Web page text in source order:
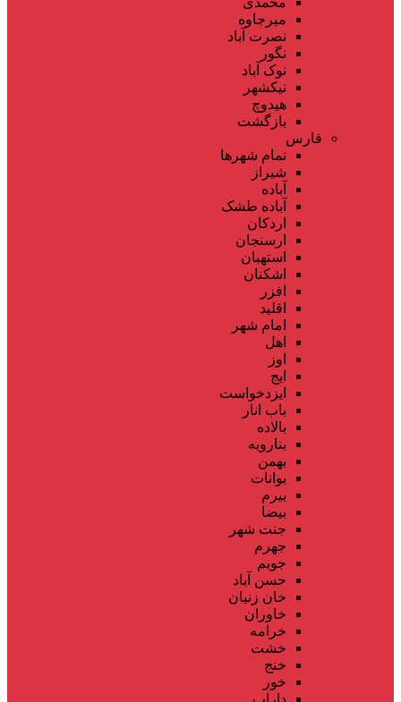
میرجاوه
نصرت آباد
نگور
نوک آباد
نیکشهر
هیدوچ
بازگشت
فارس
تمام شهر‌ها
شیراز
آباده
آباده طشک
اردکان
ارسنجان
استهبان
اشکنان
افزر
اقلید
امام شهر
اهل
اوز
ایج
ایزدخواست
باب انار
بالاده
بنارویه
بهمن
بوانات
بیرم
بیضا
جنت شهر
جهرم
جویم
حسن آباد
خان زنیان
خاوران
خرامه
خشت
خنج
خور
داراب